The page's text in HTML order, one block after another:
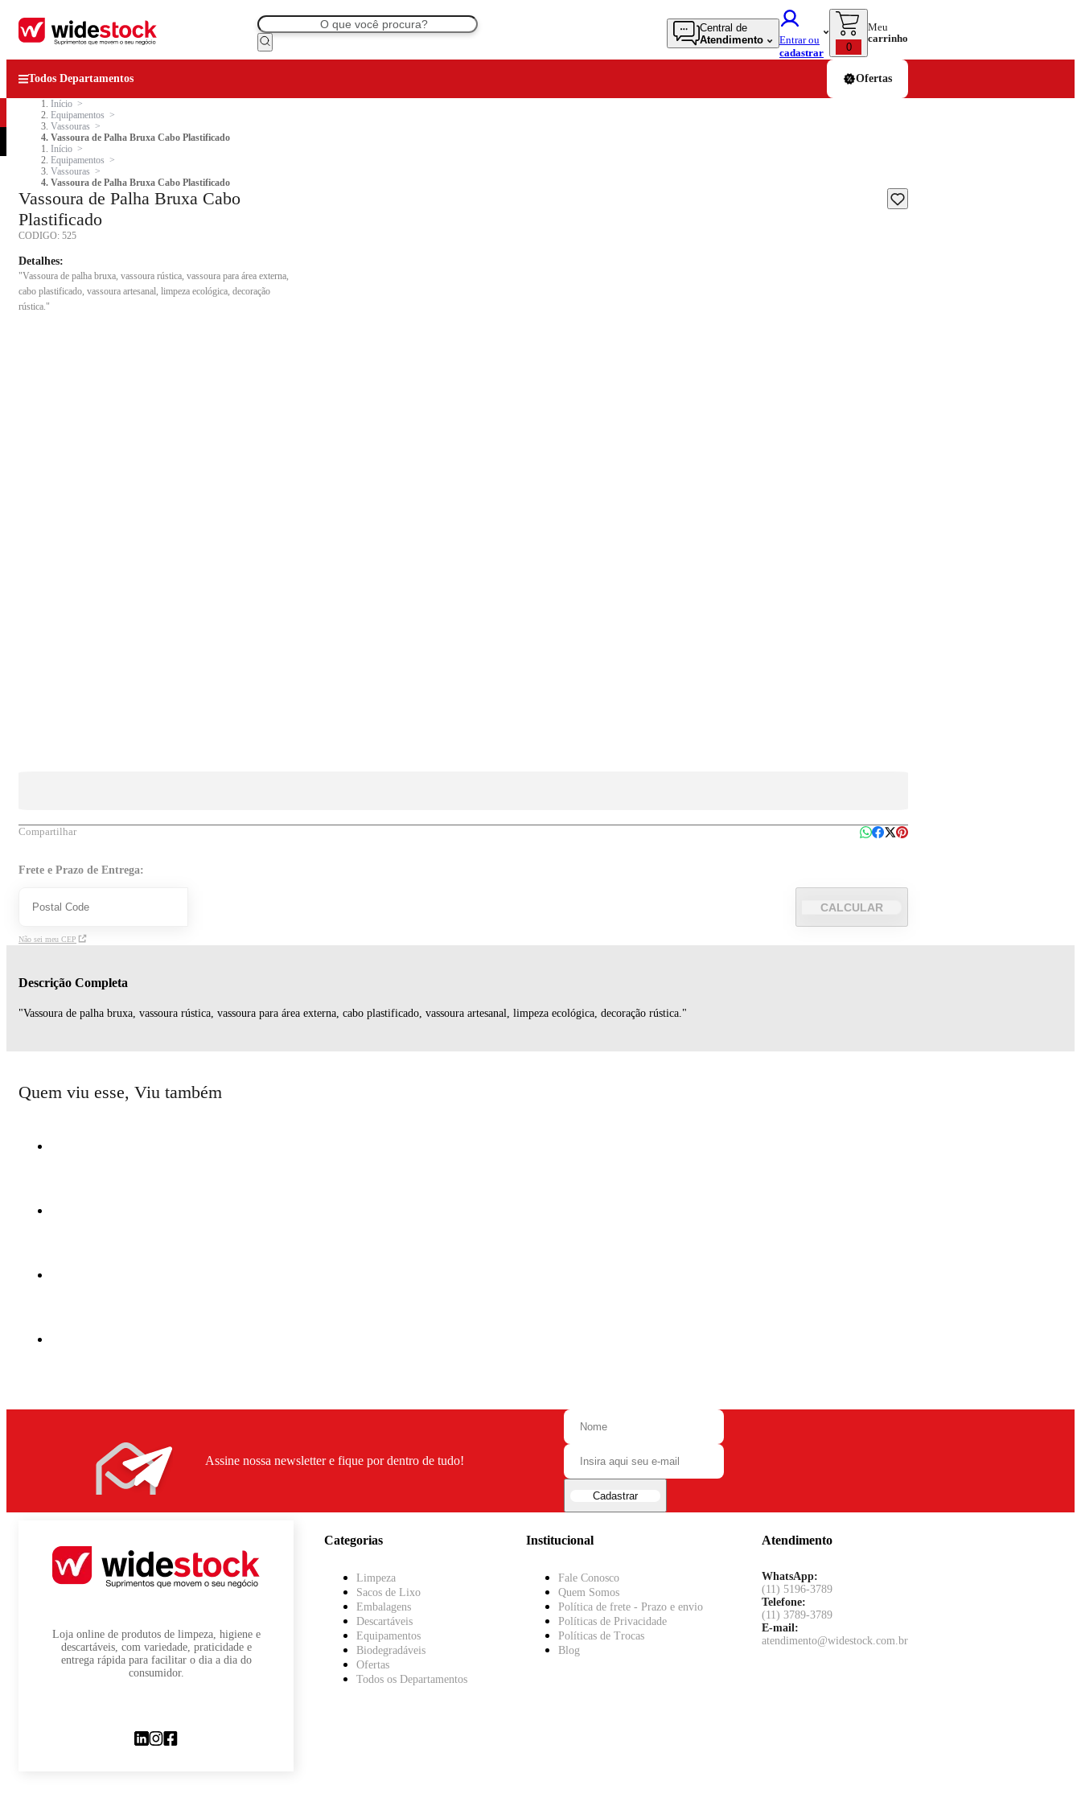
Central de
Atendimento
Entrar ou
cadastrar
0
Meu
carrinho
Todos Departamentos Ofertas
Início
Equipamentos
Vassouras
Vassoura de Palha Bruxa Cabo Plastificado
Início
Equipamentos
Vassouras
Vassoura de Palha Bruxa Cabo Plastificado
Vassoura de Palha Bruxa Cabo
Plastificado
CODIGO: 525
Detalhes:
"Vassoura de palha bruxa, vassoura rústica, vassoura para área externa,
cabo plastificado, vassoura artesanal, limpeza ecológica, decoração
rústica."
Compartilhar
Frete e Prazo de Entrega:
CALCULAR
Não sei meu CEP
Descrição Completa
"Vassoura de palha bruxa, vassoura rústica, vassoura para área externa, cabo plastificado, vassoura artesanal, limpeza ecológica, decoração rústica."
Quem viu esse, Viu também
Assine nossa newsletter e fique por dentro de tudo!
Cadastrar
Loja online de produtos de limpeza, higiene e
descartáveis, com variedade, praticidade e
entrega rápida para facilitar o dia a dia do
consumidor.
Categorias
Limpeza
Sacos de Lixo
Embalagens
Descartáveis
Equipamentos
Biodegradáveis
Ofertas
Todos os Departamentos
Institucional
Fale Conosco
Quem Somos
Política de frete - Prazo e envio
Políticas de Privacidade
Políticas de Trocas
Blog
Atendimento
WhatsApp:
(11) 5196-3789
Telefone:
(11) 3789-3789
E-mail:
atendimento@widestock.com.br